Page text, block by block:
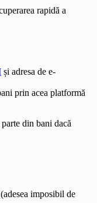
rapidă a
și adresa de e-
prin acea platformă
din bani dacă
imposibil de